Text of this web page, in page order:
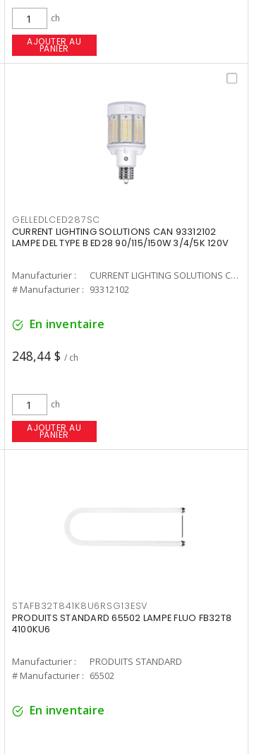
ch
AJOUTER AU
PANIER
GELLEDLCED287SC
CURRENT LIGHTING SOLUTIONS CAN 93312102
LAMPE DEL TYPE B ED28 90/115/150W 3/4/5K 120V
Manufacturier :
CURRENT LIGHTING SOLUTIONS CAN
# Manufacturier : 93312102
En inventaire
248,44 $ / ch
ch
AJOUTER AU
PANIER
STAFB32T841K8U6RSG13ESV
PRODUITS STANDARD 65502 LAMPE FLUO FB32T8
4100KU6
Manufacturier :
PRODUITS STANDARD
# Manufacturier : 65502
En inventaire